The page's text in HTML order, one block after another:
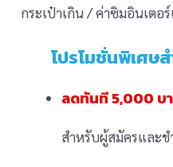
กระเป๋าเกิน / ค่าซิมอินเตอร์
โปรโมชั่นพิเศษ
ลดทันที 5,000 บ
สำหรับผู้สมัครและช